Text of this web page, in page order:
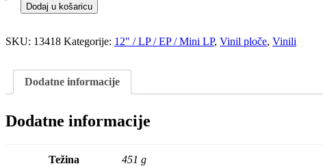
Dodaj u košaricu
SKU: 13418 Kategorije: 12" / LP / EP / Mini LP, Vinil ploče, Vinili
Dodatne informacije
Dodatne informacije
Težina 451 g